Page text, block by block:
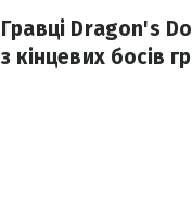
Гравці Dragon's
з кінцевих босів